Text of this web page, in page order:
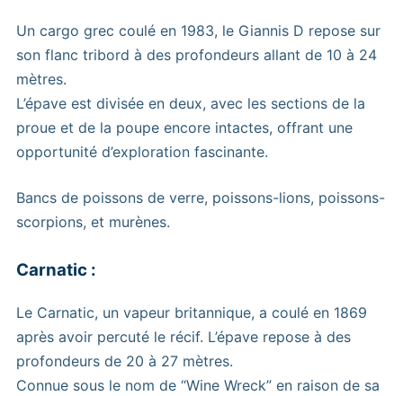
Un cargo grec coulé en 1983, le Giannis D repose sur
son flanc tribord à des profondeurs allant de 10 à 24
mètres.
L’épave est divisée en deux, avec les sections de la
proue et de la poupe encore intactes, offrant une
opportunité d’exploration fascinante.
Bancs de poissons de verre, poissons-lions, poissons-
scorpions, et murènes.
Carnatic :
Le Carnatic, un vapeur britannique, a coulé en 1869
après avoir percuté le récif. L’épave repose à des
profondeurs de 20 à 27 mètres.
Connue sous le nom de “Wine Wreck” en raison de sa